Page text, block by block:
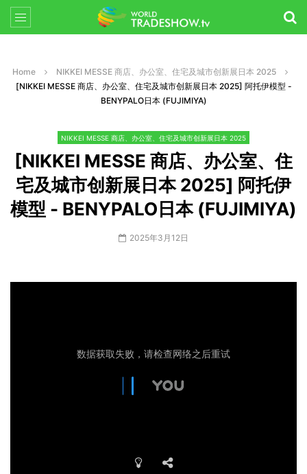
Home
NIKKEI MESSE 商店、办公室、住宅及城市创新展日本 2025
[NIKKEI MESSE 商店、办公室、住宅及城市创新展日本 2025] 阿托伊模型 -
BENYPALO日本 (FUJIMIYA)
NIKKEI MESSE 商店、办公室、住宅及城市创新展日本 2025
[NIKKEI MESSE 商店、办公室、住
宅及城市创新展日本 2025] 阿托伊
模型 - BENYPALO日本 (FUJIMIYA)
2025年3月12日